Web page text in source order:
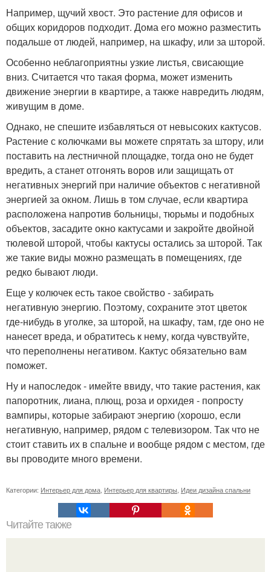
Например, щучий хвост. Это растение для офисов и
общих коридоров подходит. Дома его можно разместить
подальше от людей, например, на шкафу, или за шторой.
Особенно неблагоприятны узкие листья, свисающие
вниз. Считается что такая форма, может изменить
движение энергии в квартире, а также навредить людям,
живущим в доме.
Однако, не спешите избавляться от невысоких кактусов.
Растение с колючками вы можете спрятать за штору, или
поставить на лестничной площадке, тогда оно не будет
вредить, а станет отгонять воров или защищать от
негативных энергий при наличие объектов с негативной
энергией за окном. Лишь в том случае, если квартира
расположена напротив больницы, тюрьмы и подобных
объектов, засадите окно кактусами и закройте двойной
тюлевой шторой, чтобы кактусы остались за шторой. Так
же такие виды можно размещать в помещениях, где
редко бывают люди.
Еще у колючек есть такое свойство - забирать
негативную энергию. Поэтому, сохраните этот цветок
где-нибудь в уголке, за шторой, на шкафу, там, где оно не
нанесет вреда, и обратитесь к нему, когда чувствуйте,
что переполнены негативом. Кактус обязательно вам
поможет.
Ну и напоследок - имейте ввиду, что такие растения, как
папоротник, лиана, плющ, роза и орхидея - попросту
вампиры, которые забирают энергию (хорошо, если
негативную, например, рядом с телевизором. Так что не
стоит ставить их в спальне и вообще рядом с местом, где
вы проводите много времени.
Категории: Интерьер для дома, Интерьер для квартиры, Идеи дизайна спальни
Читайте также